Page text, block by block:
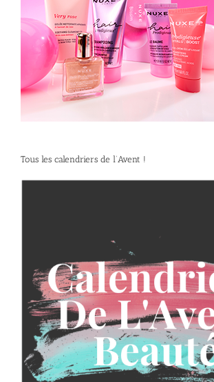
Tous les calendriers de l’Avent !